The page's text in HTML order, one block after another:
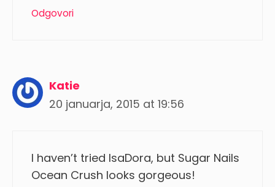
Odgovori
Katie
20 januarja, 2015 at 19:56
I haven’t tried IsaDora, but Sugar Nails
Ocean Crush looks gorgeous!